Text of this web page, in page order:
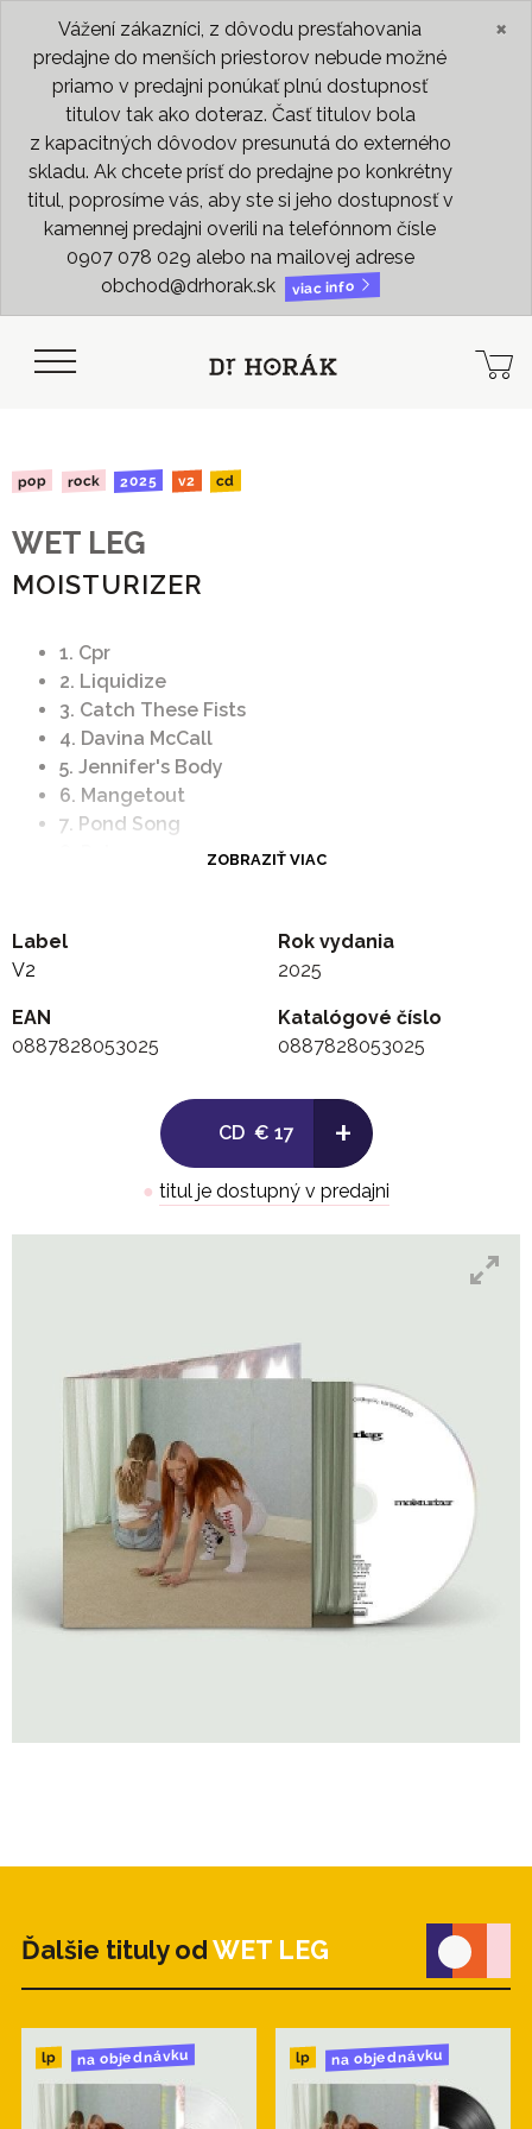
Vážení zákazníci, z dôvodu presťahovania
predajne do menších priestorov nebude možné
priamo v predajni ponúkať plnú dostupnosť
titulov tak ako doteraz. Časť titulov bola
z kapacitných dôvodov presunutá do externého
skladu. Ak chcete prísť do predajne po konkrétny
titul, poprosíme vás, aby ste si jeho dostupnosť v
kamennej predajni overili na telefónnom čísle
0907 078 029 alebo na mailovej adrese
obchod@drhorak.sk
viac info
×
pop rock 2025 v2 cd
WET LEG
MOISTURIZER
1. Cpr
2. Liquidize
3. Catch These Fists
4. Davina McCall
5. Jennifer's Body
6. Mangetout
7. Pond Song
11. 11:21
ZOBRAZIŤ VIAC
Label
V2
Rok vydania
2025
EAN
0887828053025
Katalógové číslo
0887828053025
CD € 17 +
● titul je dostupný v predajni
Ďalšie tituly od WET LEG
lp na objednávku lp na objednávku